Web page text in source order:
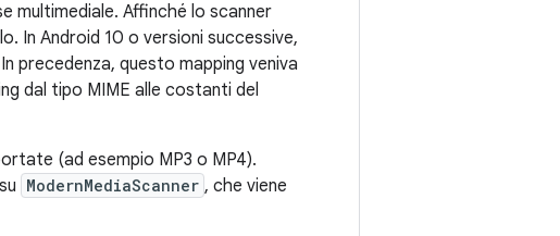
multimediale. Affinché lo scanner
In Android 10 o versioni successive,
precedenza, questo mapping veniva
dal tipo MIME alle costanti del
(ad esempio MP3 o MP4).
ModernMediaScanner , che viene